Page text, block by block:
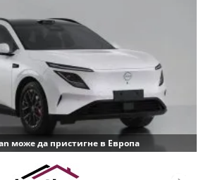
може да пристигне в Европа